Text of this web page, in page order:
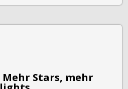
Mehr Stars, mehr